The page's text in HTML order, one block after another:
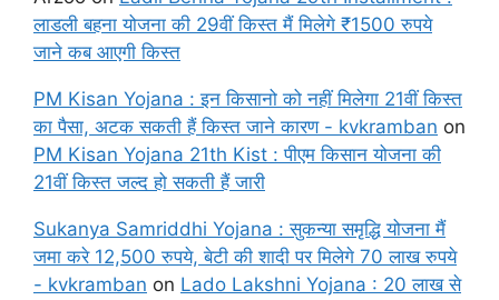
लाडली बहना योजना की 29वीं किस्त मैं मिलेगे ₹1500 रुपये
जाने कब आएगी किस्त
PM Kisan Yojana : इन किसानो को नहीं मिलेगा 21वीं किस्त
का पैसा, अटक सकती हैं किस्त जाने कारण - kvkramban on
PM Kisan Yojana 21th Kist : पीएम किसान योजना की
21वीं किस्त जल्द हो सकती हैं जारी
Sukanya Samriddhi Yojana : सुकन्या समृद्धि योजना मैं
जमा करे 12,500 रुपये, बेटी की शादी पर मिलेगे 70 लाख रुपये
- kvkramban on Lado Lakshni Yojana : 20 लाख से